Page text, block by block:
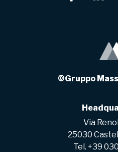
©Gruppo
Via
25030
Tel. +39